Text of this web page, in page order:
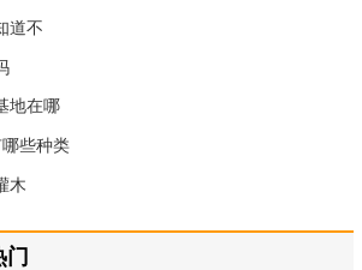
道不
地在哪
些种类
木
门